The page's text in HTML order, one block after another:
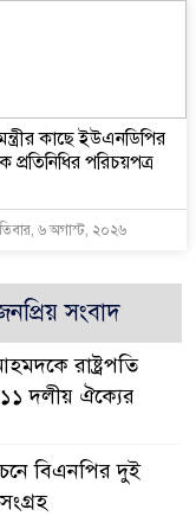
কা‌ছে ইউএনডিপির
প্রতিনিধির পরিচয়পত্র
৬ অগাস্ট, ২০২৬
সংবাদ
রাষ্ট্রপতি
১১ দলীয় ঐক্যের
বিএনপির দুই